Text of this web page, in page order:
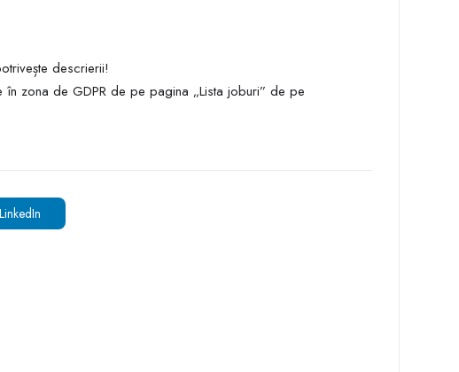
descrierii!
zona de GDPR de pe pagina „Lista joburi” de pe
LinkedIn